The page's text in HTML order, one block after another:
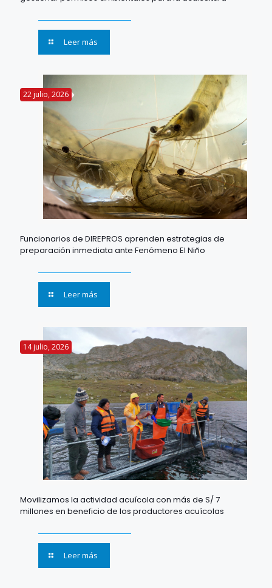
Leer más
22 julio, 2026
Funcionarios de DIREPROS aprenden estrategias de
preparación inmediata ante Fenómeno El Niño
Leer más
14 julio, 2026
Movilizamos la actividad acuícola con más de S/ 7
millones en beneficio de los productores acuícolas
Leer más